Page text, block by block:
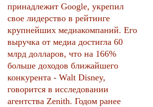
принадлежит Google, укрепил
свое лидерство в рейтинге
крупнейших медиакомпаний. Его
выручка от медиа достигла 60
млрд долларов, что на 166%
больше доходов ближайшего
конкурента - Walt Disney,
говорится в исследовании
агентства Zenith. Годом ранее